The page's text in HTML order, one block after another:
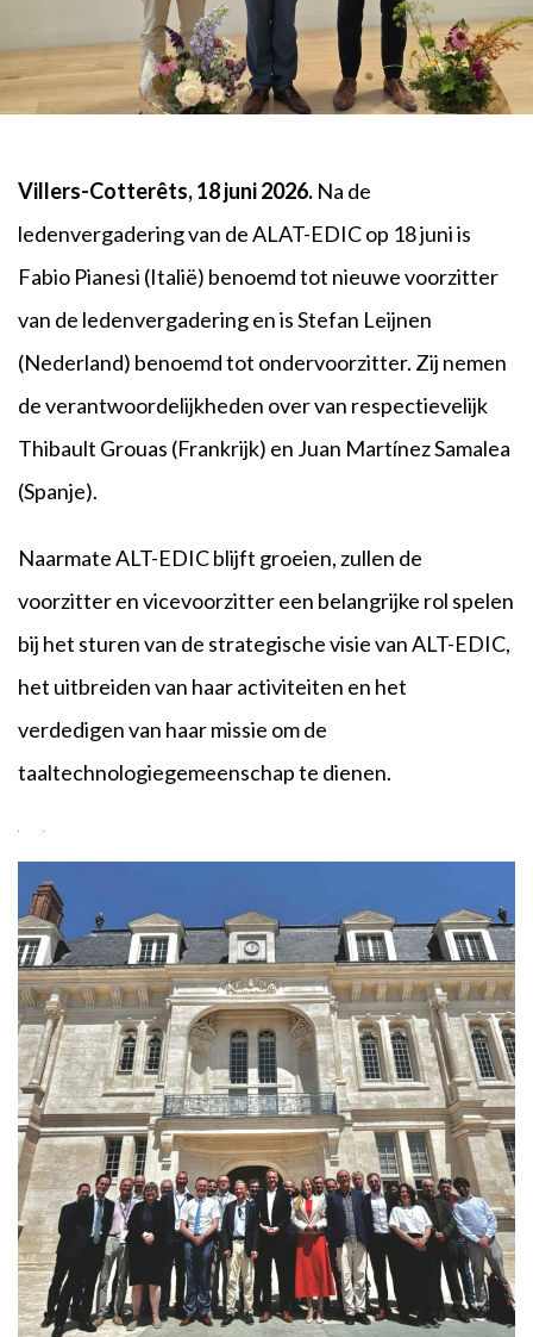
Villers-Cotterêts, 18 juni 2026. Na de
ledenvergadering van de ALAT-EDIC op 18 juni is
Fabio Pianesi (Italië) benoemd tot nieuwe voorzitter
van de ledenvergadering en is Stefan Leijnen
(Nederland) benoemd tot ondervoorzitter. Zij nemen
de verantwoordelijkheden over van respectievelijk
Thibault Grouas (Frankrijk) en Juan Martínez Samalea
(Spanje).
Naarmate ALT-EDIC blijft groeien, zullen de
voorzitter en vicevoorzitter een belangrijke rol spelen
bij het sturen van de strategische visie van ALT-EDIC,
het uitbreiden van haar activiteiten en het
verdedigen van haar missie om de
taaltechnologiegemeenschap te dienen.